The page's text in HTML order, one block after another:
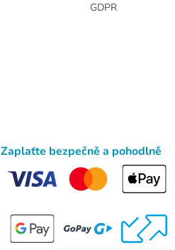
GDPR
Zaplaťte bezpečně a pohodlně